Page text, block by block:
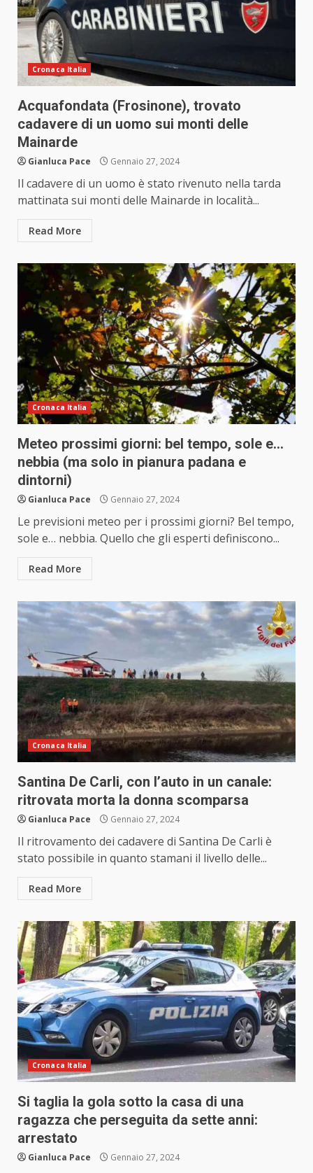
Cronaca Italia
Acquafondata (Frosinone), trovato
cadavere di un uomo sui monti delle
Mainarde
Gianluca Pace Gennaio 27, 2024
Il cadavere di un uomo è stato rivenuto nella tarda
mattinata sui monti delle Mainarde in località...
Read More
Cronaca Italia
Meteo prossimi giorni: bel tempo, sole e…
nebbia (ma solo in pianura padana e
dintorni)
Gianluca Pace Gennaio 27, 2024
Le previsioni meteo per i prossimi giorni? Bel tempo,
sole e… nebbia. Quello che gli esperti definiscono...
Read More
Cronaca Italia
Santina De Carli, con l’auto in un canale:
ritrovata morta la donna scomparsa
Gianluca Pace Gennaio 27, 2024
Il ritrovamento dei cadavere di Santina De Carli è
stato possibile in quanto stamani il livello delle...
Read More
Cronaca Italia
Si taglia la gola sotto la casa di una
ragazza che perseguita da sette anni:
arrestato
Gianluca Pace Gennaio 27, 2024